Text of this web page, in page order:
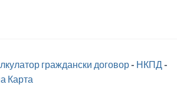
граждански договор- НКПД-
Карта